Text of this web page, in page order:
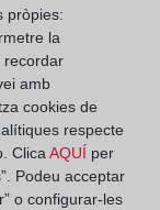
ordenanzas
pròpies:
la
recordar
amb
cookies de
respecte
ClicaAQUÍ per
Podeu acceptar
o configurar-les